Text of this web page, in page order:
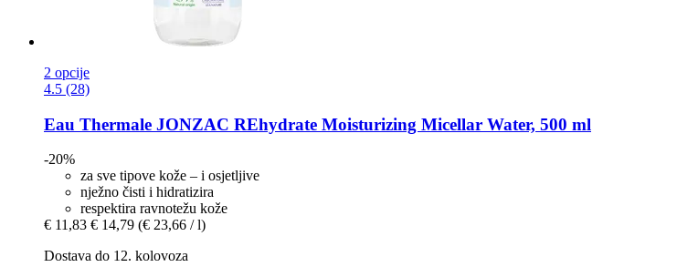
2 opcije
4.5 (28)
Eau Thermale JONZAC REhydrate Moisturizing Micellar Water, 500 ml
-20%
za sve tipove kože – i osjetljive
nježno čisti i hidratizira
respektira ravnotežu kože
€ 11,83 € 14,79 (€ 23,66 / l)
Dostava do 12. kolovoza